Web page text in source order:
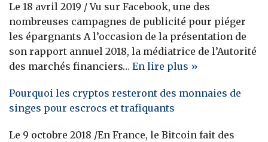
Le 18 avril 2019 / Vu sur Facebook, une des
nombreuses campagnes de publicité pour piéger
les épargnants A l’occasion de la présentation de
son rapport annuel 2018, la médiatrice de l’Autorité
des marchés financiers… En lire plus »
Pourquoi les cryptos resteront des monnaies de
singes pour escrocs et trafiquants
Le 9 octobre 2018 /En France, le Bitcoin fait des